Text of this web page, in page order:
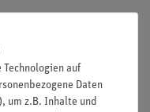
Trieb
mit Irisblende
(5ml), Kabelaufhängung
auf
Daten
um z.B. Inhalte und